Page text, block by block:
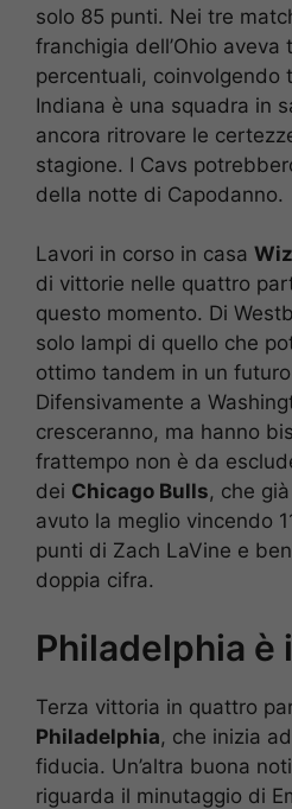
solo 85 punti. Nei tre
franchigia dell’Ohio
percentuali, coinvolgendo
Indiana è una squadra in
ancora ritrovare le
stagione. I Cavs
della notte di Capodanno.
Lavori in corso in casa
di vittorie nelle quattro
questo momento. Di
solo lampi di quello che
ottimo tandem in un
Difensivamente a
cresceranno, ma hanno
frattempo non è da
dei Chicago Bulls, che
avuto la meglio vincendo
punti di Zach LaVine e
doppia cifra.
Philadelphia è
Terza vittoria in quattro
Philadelphia, che inizia
fiducia. Un’altra buona
riguarda il minutaggio di